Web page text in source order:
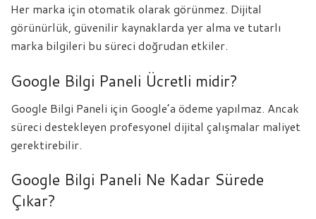
Her marka için otomatik olarak görünmez. Dijital
görünürlük, güvenilir kaynaklarda yer alma ve tutarlı
marka bilgileri bu süreci doğrudan etkiler.
Google Bilgi Paneli Ücretli midir?
Google Bilgi Paneli için Google’a ödeme yapılmaz. Ancak
süreci destekleyen profesyonel dijital çalışmalar maliyet
gerektirebilir.
Google Bilgi Paneli Ne Kadar Sürede
Çıkar?